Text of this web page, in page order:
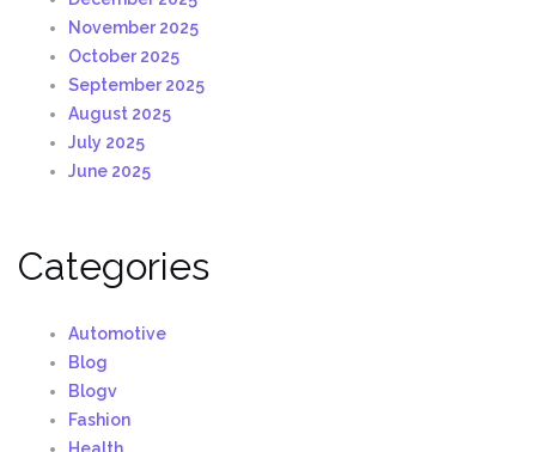
November 2025
October 2025
September 2025
August 2025
July 2025
June 2025
Categories
Automotive
Blog
Blogv
Fashion
Health